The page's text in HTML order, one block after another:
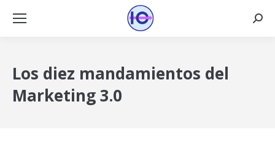
Los diez mandamientos del
Marketing 3.0